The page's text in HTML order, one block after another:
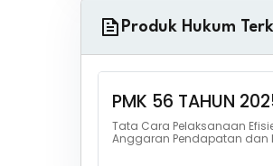
Produk Hukum
PMK 56 TAHUN
Tata Cara Pelaksanaan
Anggaran Pendapatan dan